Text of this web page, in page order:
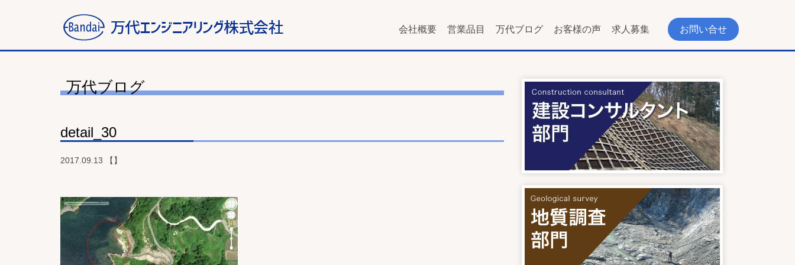
会社概要 営業品目 万代ブログ お客様の声 求人募集 お問い合せ
万代ブログ
detail_30
2017.09.13 【】